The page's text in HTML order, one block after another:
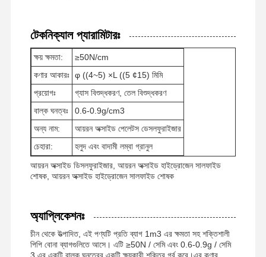
বাড়ি
টেকনিক্যাল প্যারামিটারঃ
ক্ষয় ক্ষমতা:
≥50N/cm
কণার আকারঃ φ ((4~5) ×L ((5 ¢15) মিমি
প্রয়োগঃ
গ্যাস বিশুদ্ধকরণ, তেল বিশুদ্ধকরণ
বাল্ক ঘনত্বঃ
0.6-0.9g/cm3
অন্য নাম:
আয়রন অক্সাইড পেলেটস ডেসলফুরাইজার
চেহারা:
হলুদ এবং বাদামী লম্বা গ্রানুল
আয়রন অক্সাইড ডিসলফুরাইজার, আয়রন অক্সাইড হাইড্রোজেন সালফাইড
শোষক, আয়রন অক্সাইড হাইড্রোজেন সালফাইড শোষক
অ্যাপ্লিকেশনঃ
চীন থেকে উত্পাদিত, এই পণ্যটি প্রতি ব্যাগ 1m3 এর ক্ষমতা সহ শক্তিশালী
পিপি বোনা ব্যাগগুলিতে আসে। এটি ≥50N / সেমি এবং 0.6-0.9g / সেমি
3 এর একটি বাল্ক ঘনত্বের একটি ক্ষয়কারী শক্তির গর্ব করে।এর কণার